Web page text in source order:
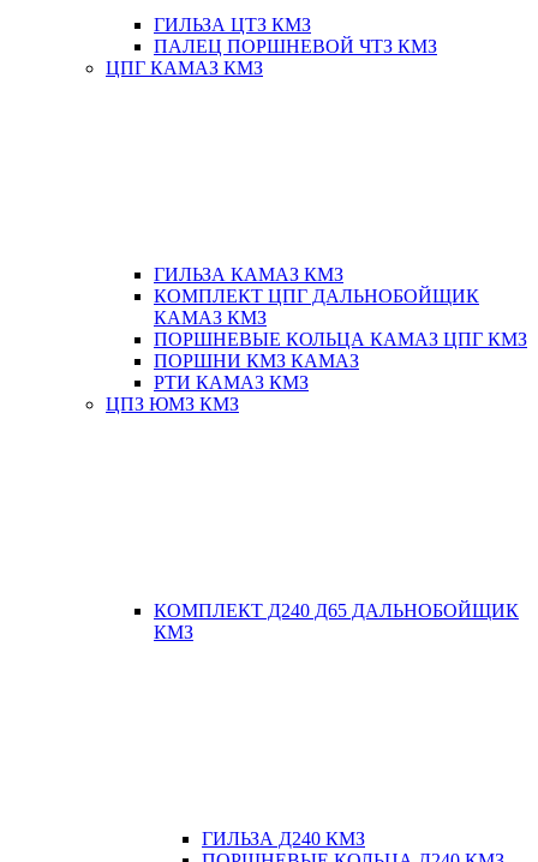
ГИЛЬЗА ЦТЗ КМЗ
ПАЛЕЦ ПОРШНЕВОЙ ЧТЗ КМЗ
ЦПГ КАМАЗ КМЗ
ГИЛЬЗА КАМАЗ КМЗ
КОМПЛЕКТ ЦПГ ДАЛЬНОБОЙЩИК
КАМАЗ КМЗ
ПОРШНЕВЫЕ КОЛЬЦА КАМАЗ ЦПГ КМЗ
ПОРШНИ КМЗ КАМАЗ
РТИ КАМАЗ КМЗ
ЦПЗ ЮМЗ КМЗ
КОМПЛЕКТ Д240 Д65 ДАЛЬНОБОЙЩИК
КМЗ
ГИЛЬЗА Д240 КМЗ